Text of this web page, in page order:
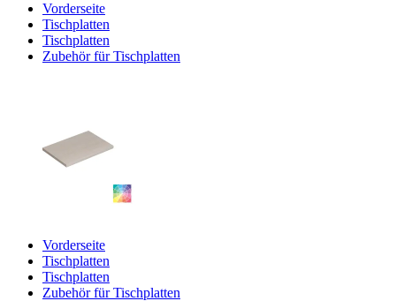
Vorderseite
Tischplatten
Tischplatten
Zubehör für Tischplatten
Vorderseite
Tischplatten
Tischplatten
Zubehör für Tischplatten